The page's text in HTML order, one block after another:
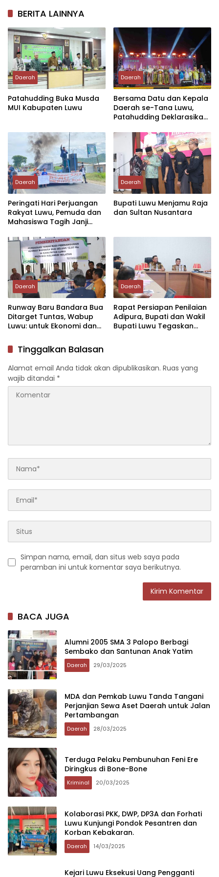
BERITA LAINNYA
Daerah
Patahudding Buka Musda
MUI Kabupaten Luwu
Daerah
Bersama Datu dan Kepala
Daerah se-Tana Luwu,
Patahudding Deklarasikan
Provinsi Luwu Raya
Daerah
Peringati Hari Perjuangan
Rakyat Luwu, Pemuda dan
Mahasiswa Tagih Janji
Raya
Daerah
Bupati Luwu Menjamu Raja
dan Sultan Nusantara
Daerah
Runway Baru Bandara Bua
Ditarget Tuntas, Wabup
Luwu: untuk Ekonomi dan
Daerah
Rapat Persiapan Penilaian
Adipura, Bupati dan Wakil
Bupati Luwu Tegaskan
Tinggalkan Balasan
Alamat email Anda tidak akan dipublikasikan. Ruas yang
wajib ditandai *
Simpan nama, email, dan situs web saya pada
peramban ini untuk komentar saya berikutnya.
BACA JUGA
Alumni 2005 SMA 3 Palopo Berbagi
Sembako dan Santunan Anak Yatim
Daerah 29/03/2025
MDA dan Pemkab Luwu Tanda Tangani
Perjanjian Sewa Aset Daerah untuk Jalan
Pertambangan
Daerah 28/03/2025
Terduga Pelaku Pembunuhan Feni Ere
Diringkus di Bone-Bone
Kriminal 20/03/2025
Kolaborasi PKK, DWP, DP3A dan Forhati
Luwu Kunjungi Pondok Pesantren dan
Korban Kebakaran.
Daerah 14/03/2025
Kejari Luwu Eksekusi Uang Pengganti